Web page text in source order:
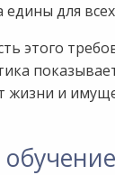
для
этого
и
обучение